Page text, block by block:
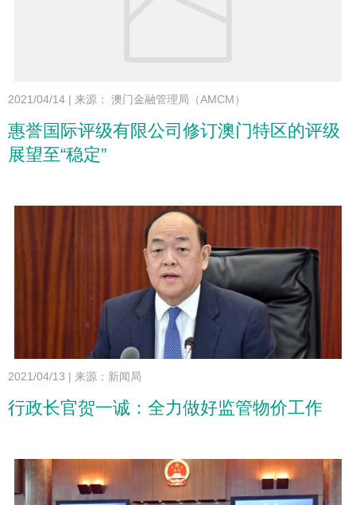
2021/04/14 | 来源： 澳门金融管理局（AMCM）
惠誉国际评级有限公司修订澳门特区的评级
展望至“稳定”
2021/04/13 | 来源：新闻局
行政长官贺一诚：全力做好监管物价工作